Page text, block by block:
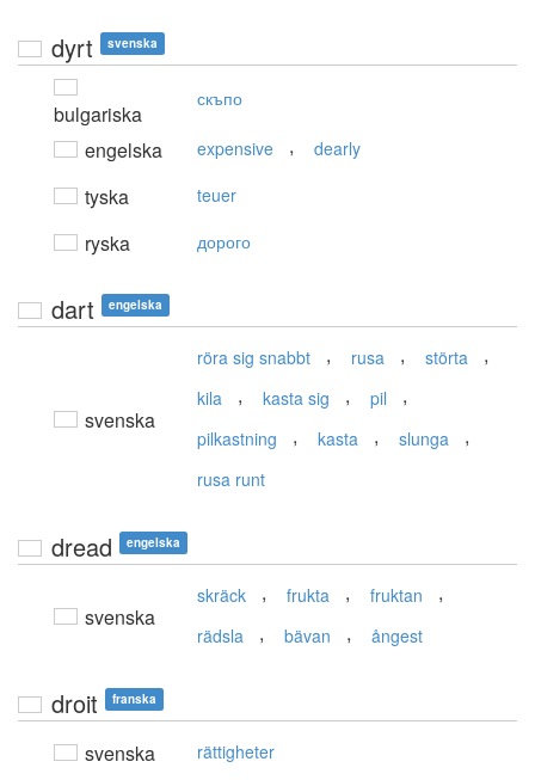
dyrt svenska
bulgariska
скъпо
engelska expensive , dearly
tyska teuer
ryska дорого
dart engelska
svenska
röra sig snabbt , rusa , störta ,
kila , kasta sig , pil ,
pilkastning , kasta , slunga ,
rusa runt
dread engelska
svenska
skräck , frukta , fruktan ,
rädsla , bävan , ångest
droit franska
svenska rättigheter